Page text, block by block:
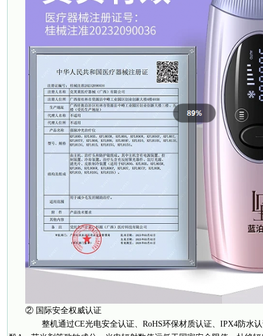
② 国际安全权威认证
整机通过CE光电安全认证、RoHS环保材质认证、IPX4防水